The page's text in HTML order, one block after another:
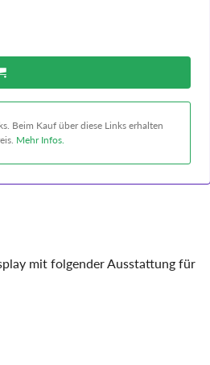
Beim Kauf über diese Links erhalten
Mehr Infos.
mit folgender Ausstattung für